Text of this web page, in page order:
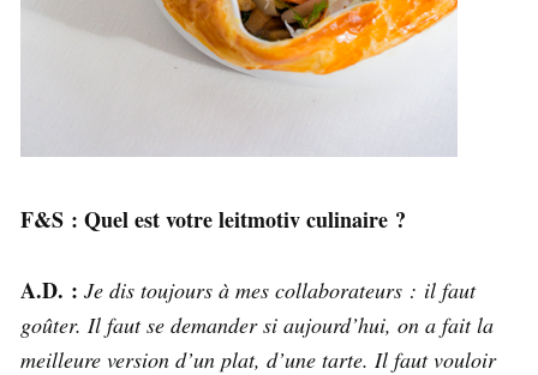
F&S : Quel est votre leitmotiv culinaire ?
A.D. : Je dis toujours à mes collaborateurs : il faut
goûter. Il faut se demander si aujourd’hui, on a fait la
meilleure version d’un plat, d’une tarte. Il faut vouloir